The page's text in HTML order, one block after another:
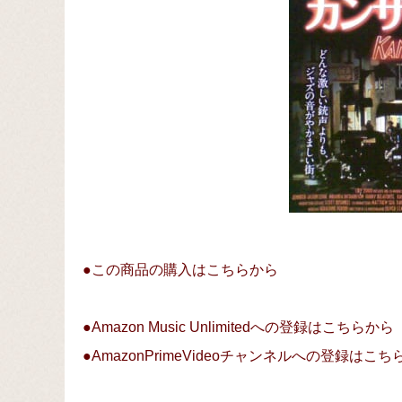
●この商品の購入はこちらから
●Amazon Music Unlimitedへの登録はこちらから
●AmazonPrimeVideoチャンネルへの登録はこち